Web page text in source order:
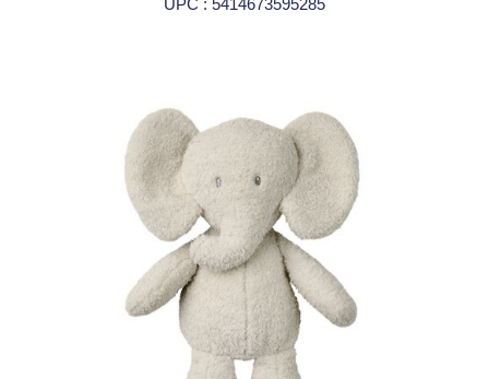
UPC : 5414673595285